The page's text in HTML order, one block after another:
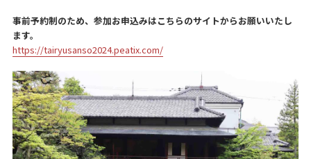
事前予約制のため、参加お申込みはこちらのサイトからお願いいたし
ます。
https://tairyusanso2024.peatix.com/